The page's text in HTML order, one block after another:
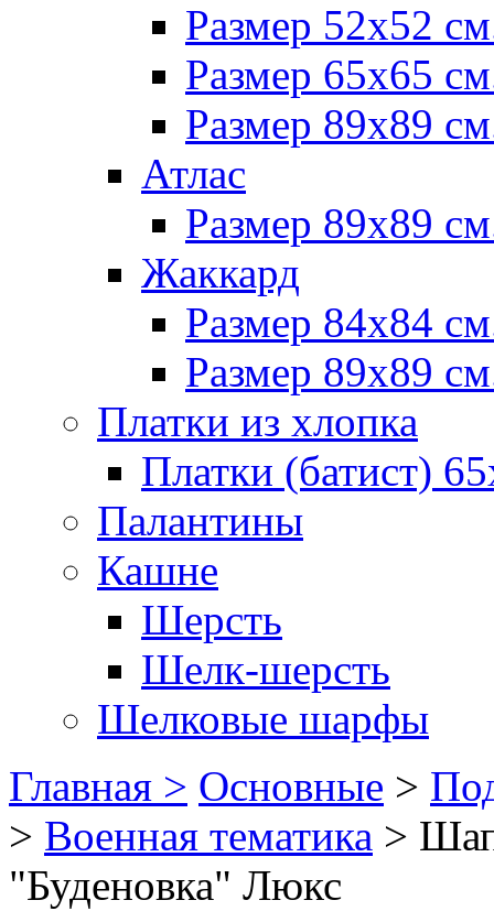
Размер 52х52
Размер 65х65
Размер 89х89
Атлас
Размер 89х89
Жаккард
Размер 84х84
Размер 89х89
Платки из хлопка
Платки (батист)
Палантины
Кашне
Шерсть
Шелк-шерсть
Шелковые шарфы
Главная > Основные >
> Военная тематика >
"Буденовка" Люкс